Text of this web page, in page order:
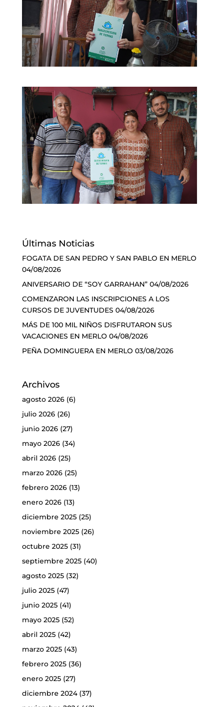
Últimas Noticias
FOGATA DE SAN PEDRO Y SAN PABLO EN MERLO
04/08/2026
ANIVERSARIO DE “SOY GARRAHAN” 04/08/2026
COMENZARON LAS INSCRIPCIONES A LOS
CURSOS DE JUVENTUDES 04/08/2026
MÁS DE 100 MIL NIÑOS DISFRUTARON SUS
VACACIONES EN MERLO 04/08/2026
PEÑA DOMINGUERA EN MERLO 03/08/2026
Archivos
agosto 2026(6)
julio 2026(26)
junio 2026(27)
mayo 2026(34)
abril 2026(25)
marzo 2026(25)
febrero 2026(13)
enero 2026(13)
diciembre 2025(25)
noviembre 2025(26)
octubre 2025(31)
septiembre 2025(40)
agosto 2025(32)
julio 2025(47)
junio 2025(41)
mayo 2025(52)
abril 2025(42)
marzo 2025(43)
febrero 2025(36)
enero 2025(27)
diciembre 2024(37)